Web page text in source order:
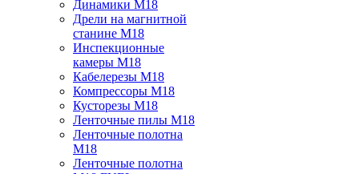
Динамики M18
Дрели на магнитной
станине M18
Инспекционные
камеры M18
Кабелерезы M18
Компрессоры M18
Кусторезы M18
Ленточные пилы M18
Ленточные полотна
M18
Ленточные полотна